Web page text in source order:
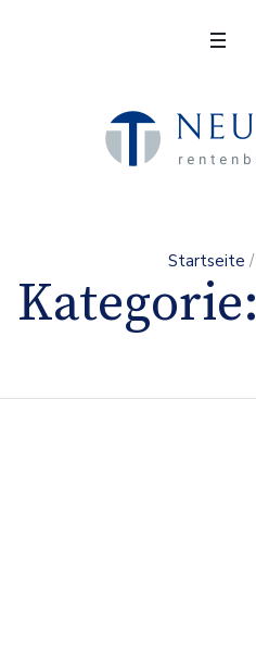
Startseite /
Kategorie: